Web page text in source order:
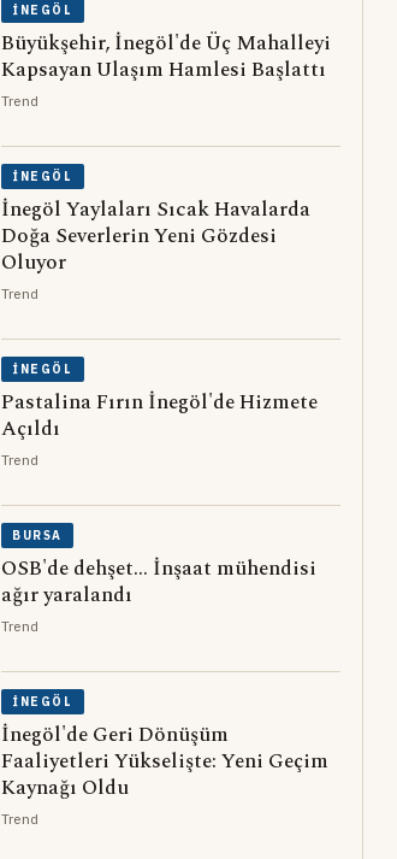
İNEGÖL
Büyükşehir, İnegöl'de Üç Mahalleyi
Kapsayan Ulaşım Hamlesi Başlattı
Trend
İNEGÖL
İnegöl Yaylaları Sıcak Havalarda
Doğa Severlerin Yeni Gözdesi
Oluyor
Trend
İNEGÖL
Pastalina Fırın İnegöl'de Hizmete
Açıldı
Trend
BURSA
OSB'de dehşet... İnşaat mühendisi
ağır yaralandı
Trend
İNEGÖL
İnegöl'de Geri Dönüşüm
Faaliyetleri Yükselişte: Yeni Geçim
Kaynağı Oldu
Trend